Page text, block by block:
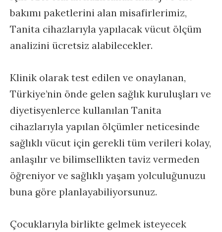
bakımı paketlerini alan misafirlerimiz,
Tanita cihazlarıyla yapılacak vücut ölçüm
analizini ücretsiz alabilecekler.
Klinik olarak test edilen ve onaylanan,
Türkiye’nin önde gelen sağlık kuruluşları ve
diyetisyenlerce kullanılan Tanita
cihazlarıyla yapılan ölçümler neticesinde
sağlıklı vücut için gerekli tüm verileri kolay,
anlaşılır ve bilimsellikten taviz vermeden
öğreniyor ve sağlıklı yaşam yolculuğunuzu
buna göre planlayabiliyorsunuz.
Çocuklarıyla birlikte gelmek isteyecek